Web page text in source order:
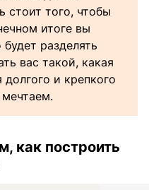
стоит того, чтобы
итоге вы
разделять
вас такой, какая
и крепкого
как построить